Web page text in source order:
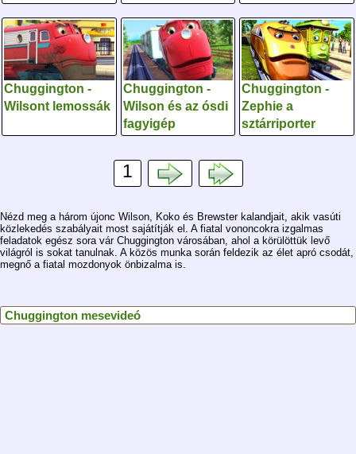
Chuggington -
Wilsont lemossák
Chuggington -
Wilson és az ósdi
fagyigép
Chuggington -
Zephie a
sztárriporter
1
Nézd meg a három újonc Wilson, Koko és Brewster kalandjait, akik vasúti
közlekedés szabályait most sajátítják el. A fiatal vononcokra izgalmas
feladatok egész sora vár Chuggington városában, ahol a körülöttük levő
világról is sokat tanulnak. A közös munka során feldezik az élet apró csodát,
megnő a fiatal mozdonyok önbizalma is.
Chuggington mesevideó